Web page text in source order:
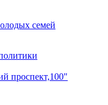
семей
проспект,100"